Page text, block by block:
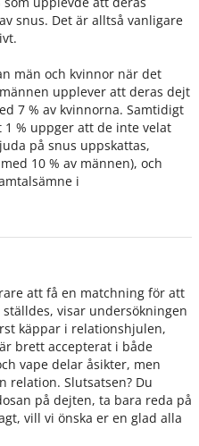
snus. Det är alltså vanligare
män och kvinnor när det
upplever att deras dejt
7 % av kvinnorna. Samtidigt
% uppger att de inte velat
på snus uppskattas,
10 % av männen), och
i
att få en matchning för att
visar undersökningen
käppar i relationshjulen,
brett accepterat i både
vape delar åsikter, men
relation. Slutsatsen? Du
på dejten, ta bara reda på
vill vi önska er en glad alla